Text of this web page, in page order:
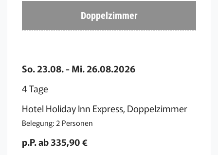
Doppelzimmer
So. 23.08. - Mi. 26.08.2026
4 Tage
Hotel Holiday Inn Express, Doppelzimmer
Belegung: 2 Personen
p.P. ab 335,90 €